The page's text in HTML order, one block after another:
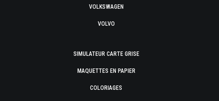
VOLKSWAGEN
VOLVO
SIMULATEUR CARTE GRISE
MAQUETTES EN PAPIER
COLORIAGES